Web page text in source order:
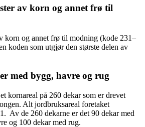
av korn og annet frø til
korn og annet frø til modning (kode 231–
koden som utgjør den største delen av
med bygg, havre og rug
kornareal på 260 dekar som er drevet
Alt jordbruksareal foretaket
Av de 260 dekarne er det 90 dekar med
og 100 dekar med rug.